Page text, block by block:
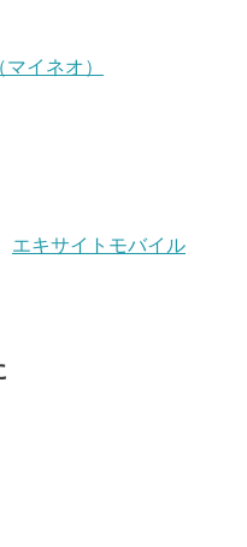
イネオ）
エキサイトモバイル